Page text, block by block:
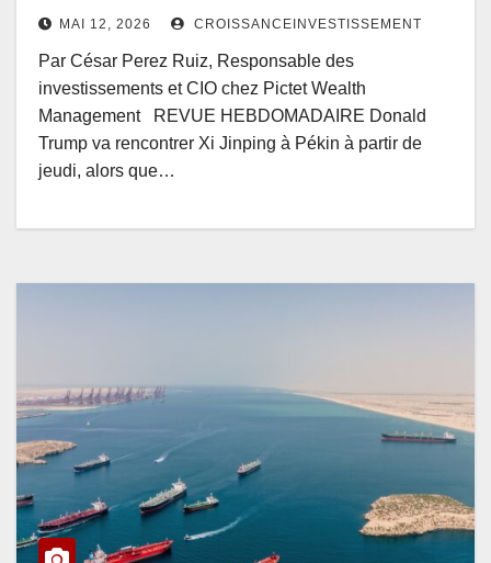
MAI 12, 2026 CROISSANCEINVESTISSEMENT
Par César Perez Ruiz, Responsable des
investissements et CIO chez Pictet Wealth
Management REVUE HEBDOMADAIRE Donald
Trump va rencontrer Xi Jinping à Pékin à partir de
jeudi, alors que…